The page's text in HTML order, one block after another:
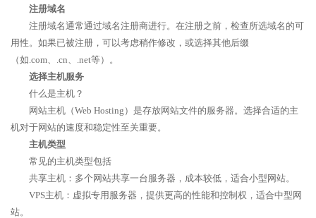
注册域名
注册域名通常通过域名注册商进行。在注册之前，检查所选域名的可
用性。如果已被注册，可以考虑稍作修改，或选择其他后缀
（如.com、.cn、.net等）。
选择主机服务
什么是主机？
网站主机（Web Hosting）是存放网站文件的服务器。选择合适的主
机对于网站的速度和稳定性至关重要。
主机类型
常见的主机类型包括
共享主机：多个网站共享一台服务器，成本较低，适合小型网站。
VPS主机：虚拟专用服务器，提供更高的性能和控制权，适合中型网
站。